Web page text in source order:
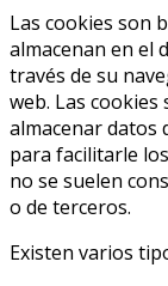
Las cookies son
almacenan en el
través de su
web. Las
almacenar datos
para facilitarle
no se suelen
o de terceros.
Existen varios